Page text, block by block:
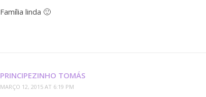
Família linda 🙂
PRINCIPEZINHO TOMÁS
MARÇO 12, 2015 AT 6:19 PM